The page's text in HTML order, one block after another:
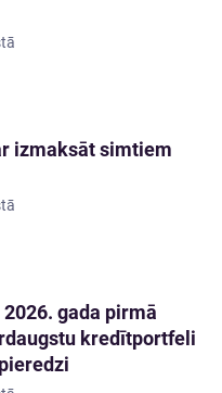
izmaksāt simtiem
gada pirmā
kredītportfeli